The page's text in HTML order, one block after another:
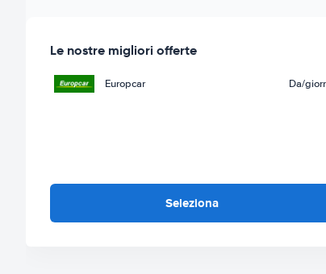
Le nostre migliori offerte
Europcar Da/
Seleziona